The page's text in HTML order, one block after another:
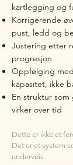
kartlegging og
Korrigerende
pust, ledd og
Justering etter
progresjon
Oppfølging
kapasitet, ikke
En struktur
virker over tid
Dette er ikke et
Det er et system
underveis.